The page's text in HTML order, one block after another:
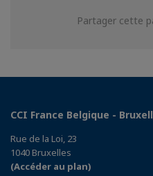
Partager cette
CCI France Belgique -
Rue de la Loi, 23
1040 Bruxelles
(Accéder au plan)